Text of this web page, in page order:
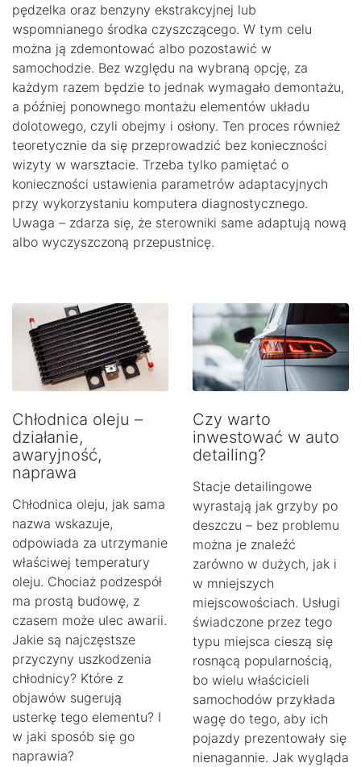
pędzelka oraz benzyny ekstrakcyjnej lub
wspomnianego środka czyszczącego. W tym celu
można ją zdemontować albo pozostawić w
samochodzie. Bez względu na wybraną opcję, za
każdym razem będzie to jednak wymagało demontażu,
a później ponownego montażu elementów układu
dolotowego, czyli obejmy i osłony. Ten proces również
teoretycznie da się przeprowadzić bez konieczności
wizyty w warsztacie. Trzeba tylko pamiętać o
konieczności ustawienia parametrów adaptacyjnych
przy wykorzystaniu komputera diagnostycznego.
Uwaga – zdarza się, że sterowniki same adaptują nową
albo wyczyszczoną przepustnicę.
Chłodnica oleju –
działanie,
awaryjność,
naprawa
Chłodnica oleju, jak sama
nazwa wskazuje,
odpowiada za utrzymanie
właściwej temperatury
oleju. Chociaż podzespół
ma prostą budowę, z
czasem może ulec awarii.
Jakie są najczęstsze
przyczyny uszkodzenia
chłodnicy? Które z
objawów sugerują
usterkę tego elementu? I
w jaki sposób się go
naprawia?
Czy warto
inwestować w auto
detailing?
Stacje detailingowe
wyrastają jak grzyby po
deszczu – bez problemu
można je znaleźć
zarówno w dużych, jak i
w mniejszych
miejscowościach. Usługi
świadczone przez tego
typu miejsca cieszą się
rosnącą popularnością,
bo wielu właścicieli
samochodów przykłada
wagę do tego, aby ich
pojazdy prezentowały się
nienagannie. Jak wygląda